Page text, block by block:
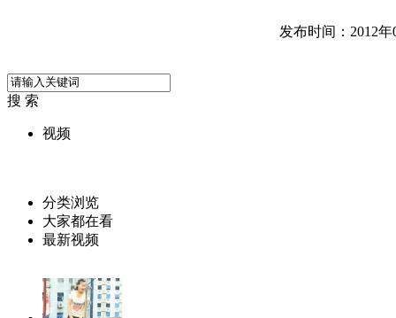
发布时间：2012年
搜 索
视频
分类浏览
大家都在看
最新视频